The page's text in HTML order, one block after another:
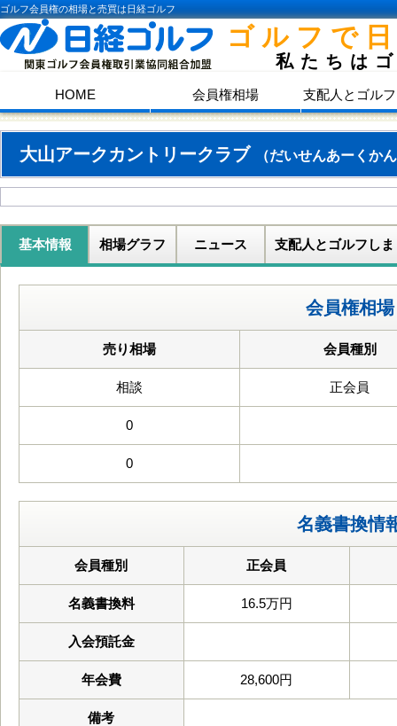
ゴルフ会員権の相場と売買は日経ゴルフ
ゴルフで
私たちは
HOME 会員権相場 支配人とゴル
大山アークカントリークラブ （だいせんあーくか
基本情報 相場グラフ ニュース 支配人とゴルフしま
会員権相場
売り相場 会員種別
相談 正会員
0
0
名義書換情
会員種別 正会員
名義書換料 16.5万円
入会預託金
年会費 28,600円
備考